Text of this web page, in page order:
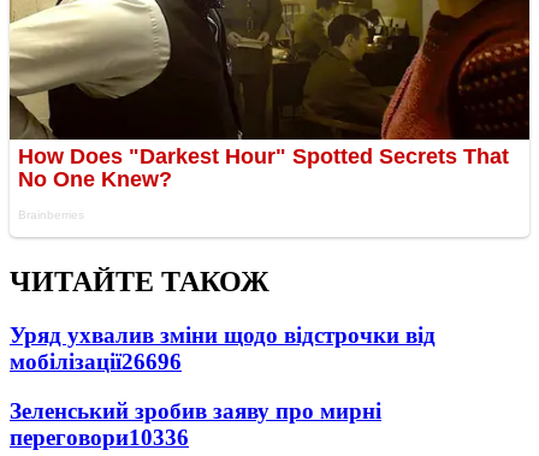
ЧИТАЙТЕ ТАКОЖ
Уряд ухвалив зміни щодо відстрочки від
мобілізації26696
Зеленський зробив заяву про мирні
переговори10336